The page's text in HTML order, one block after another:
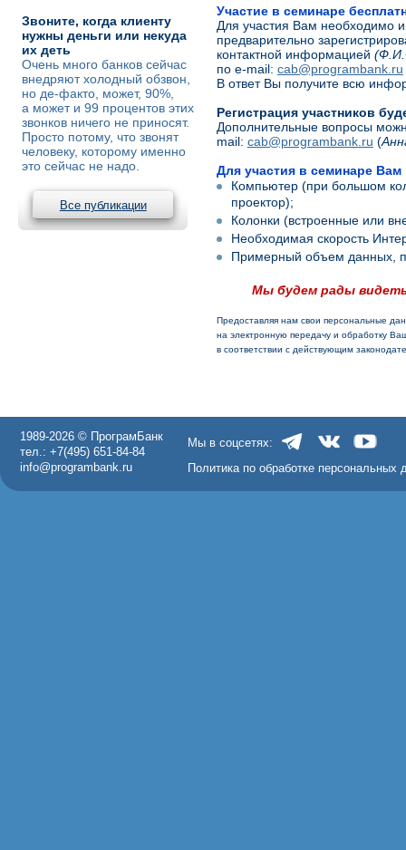
Звоните, когда клиенту
нужны деньги или некуда
их деть
Очень много банков сейчас
внедряют холодный обзвон,
но де-факто, может, 90%,
а может и 99 процентов этих
звонков ничего не приносят.
Просто потому, что звонят
человеку, которому именно
это сейчас не надо.
Все публикации
Участие в семинаре
Для участия Вам необходимо
предварительно
контактной информацией
по e-mail: cab@programbank.ru
В ответ Вы получите всю
Регистрация участников
Дополнительные вопросы
mail: cab@programbank.ru (
Для участия в семинаре Вам
Компьютер (при большом
проектор);
Колонки (встроенные или
Необходимая скорость
Примерный объем данных,
Мы будем рады видеть
Предоставляя нам свои персональные
на электронную передачу и обработку
в соответствии с действующим
1989-2026 © ПрограмБанк
тел.: +7(495) 651-84-84
info@programbank.ru
Мы в соцсетях:
Политика по обработке персональных